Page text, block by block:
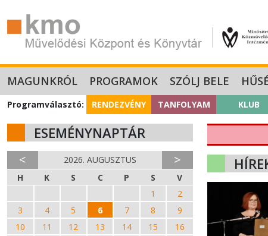
MAGUNKRÓL PROGRAMOK SZÓLJ BELE
Programválasztó: RENDEZVÉNY TANFOLYAM KLUB
ESEMÉNYNAPTÁR
< 2026. AUGUSZTUS >
H K S C P S
V
1
2
3
4 5 6 7 8
9
10
11 12 13 14 15
16